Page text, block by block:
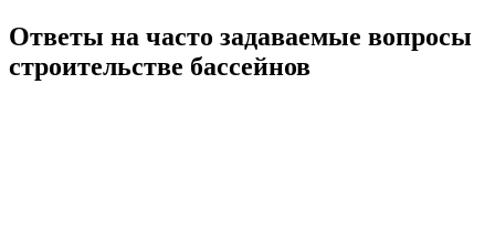
Ответы на часто задаваемые вопросы
строительстве бассейнов